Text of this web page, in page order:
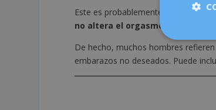
Este es probablemente el mito mas
no altera el orgasmo
De hecho, muchos hombres
embarazos no deseados. Puede